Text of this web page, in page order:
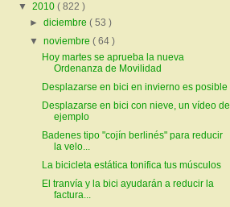
▼ 2010 ( 822 )
►diciembre( 53 )
▼noviembre( 64 )
Hoy martes se aprueba la nueva
Ordenanza de Movilidad
Desplazarse en bici en invierno es posible
Desplazarse en bici con nieve, un vídeo de
ejemplo
Badenes tipo "cojín berlinés" para reducir
la velo...
La bicicleta estática tonifica tus músculos
El tranvía y la bici ayudarán a reducir la
factura...